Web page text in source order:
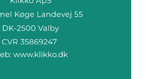
www.klikko.dk